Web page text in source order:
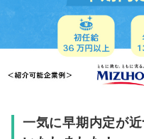
一気に早期内定が